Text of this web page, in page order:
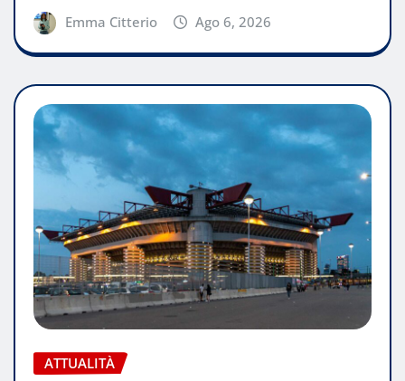
Emma Citterio Ago 6, 2026
ATTUALITÀ